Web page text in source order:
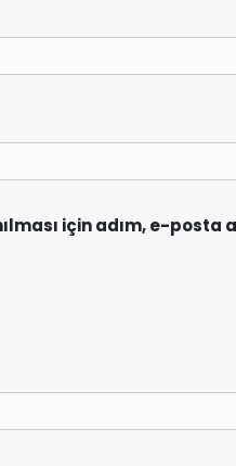
için adım, e-posta